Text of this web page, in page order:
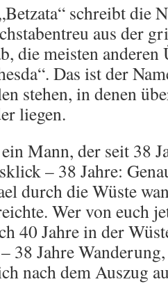
schreibt die
aus der
die meisten anderen
Das ist der
stehen, in denen
liegen.
Mann, der seit 38
– 38 Jahre:
durch die Wüste
Wer von euch
40 Jahre in der
38 Jahre
nach dem Auszug